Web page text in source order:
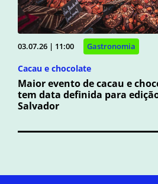
03.07.26 | 11:00 Gastronomia
Cacau e chocolate
Maior evento de cacau e
tem data definida para
Salvador